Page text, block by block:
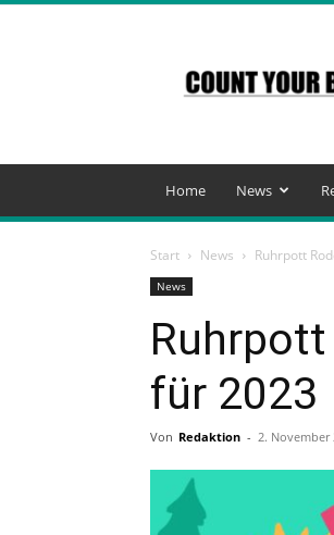
Home News
Start News Ruhrpott
News
für 2023
Von Redaktion - 2. November